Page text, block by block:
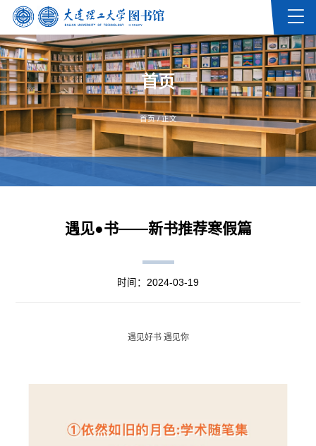
首页
首页/ 正文
遇见●书——新书推荐寒假篇
时间：2024-03-19
遇见好书 遇见你